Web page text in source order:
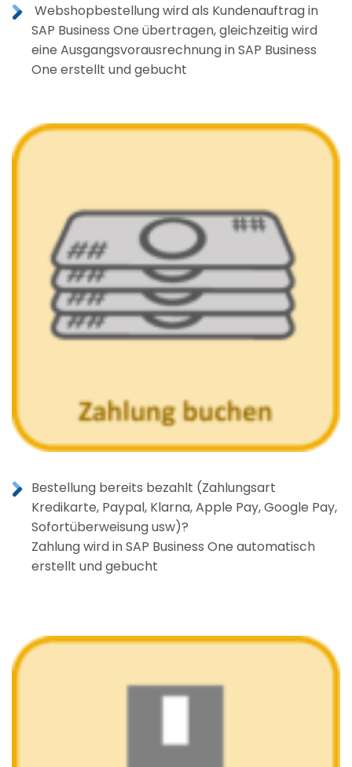
Webshopbestellung wird als Kundenauftrag in
SAP Business One übertragen, gleichzeitig wird
eine Ausgangsvorausrechnung in SAP Business
One erstellt und gebucht
Bestellung bereits bezahlt (Zahlungsart
Kredikarte, Paypal, Klarna, Apple Pay, Google Pay,
Sofortüberweisung usw)?
Zahlung wird in SAP Business One automatisch
erstellt und gebucht